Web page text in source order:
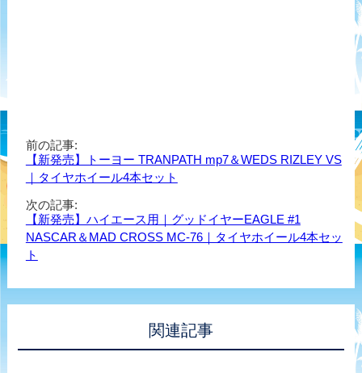
前の記事:
【新発売】トーヨー TRANPATH mp7＆WEDS RIZLEY VS
｜タイヤホイール4本セット
次の記事:
【新発売】ハイエース用｜グッドイヤーEAGLE #1
NASCAR＆MAD CROSS MC-76｜タイヤホイール4本セッ
ト
関連記事